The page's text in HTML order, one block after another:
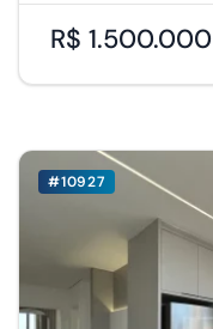
R$ 1.500.000
#10927